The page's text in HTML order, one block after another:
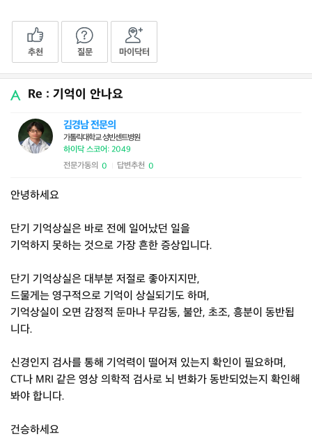
추천 질문 마이닥터
Re : 기억이 안나요
김경남 전문의
가톨릭대학교 성빈센트병원
하이닥 스코어: 2049
전문가동의 0 답변추천 0
안녕하세요
단기 기억상실은 바로 전에 일어났던 일을
기억하지 못하는 것으로 가장 흔한 증상입니다.
단기 기억상실은 대부분 저절로 좋아지지만,
드물게는 영구적으로 기억이 상실되기도 하며,
기억상실이 오면 감정적 둔마나 무감동, 불안, 초조, 흥분이 동반됩
니다.
신경인지 검사를 통해 기억력이 떨어져 있는지 확인이 필요하며,
CT나 MRI 같은 영상 의학적 검사로 뇌 변화가 동반되었는지 확인해
봐야 합니다.
건승하세요